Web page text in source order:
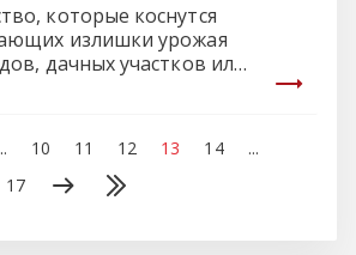
которые коснутся
излишки урожая
дачных участков или
10 11 12 13 14
...
17